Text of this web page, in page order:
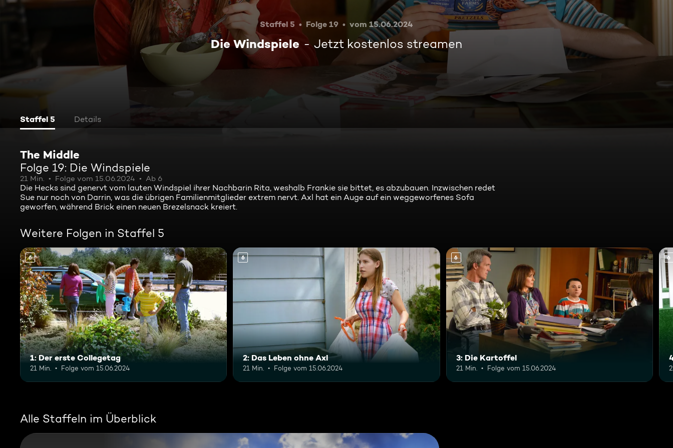
Staffel 5 Folge 19 vom 15.06.2024
Die Windspiele Jetzt kostenlos streamen
Staffel 5 Details
The Middle
Folge 19: Die Windspiele
21 Min. Folge vom 15.06.2024 Ab 6
Die Hecks sind genervt vom lauten Windspiel ihrer Nachbarin Rita, weshalb Frankie sie bittet, es abzubauen. Inzwischen redet
Sue nur noch von Darrin, was die übrigen Familienmitglieder extrem nervt. Axl hat ein Auge auf ein weggeworfenes Sofa
geworfen, während Brick einen neuen Brezelsnack kreiert.
Weitere Folgen in Staffel 5
6
1: Der erste Collegetag
21 Min. Folge vom 15.06.2024
6
2: Das Leben ohne Axl
21 Min. Folge vom 15.06.2024
6
3: Die Kartoffel
21 Min. Folge vom 15.06.2024
6
Alle Staffeln im Überblick